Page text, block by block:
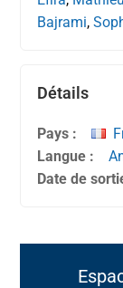
Bajrami,
Détails
Pays :
Langue :
Date de